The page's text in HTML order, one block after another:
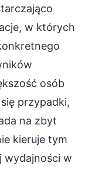
w których
osób
przypadki,
na zbyt
kieruje tym
wydajności w